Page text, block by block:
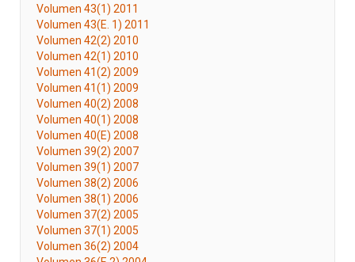
Volumen 43(1) 2011
Volumen 43(E. 1) 2011
Volumen 42(2) 2010
Volumen 42(1) 2010
Volumen 41(2) 2009
Volumen 41(1) 2009
Volumen 40(2) 2008
Volumen 40(1) 2008
Volumen 40(E) 2008
Volumen 39(2) 2007
Volumen 39(1) 2007
Volumen 38(2) 2006
Volumen 38(1) 2006
Volumen 37(2) 2005
Volumen 37(1) 2005
Volumen 36(2) 2004